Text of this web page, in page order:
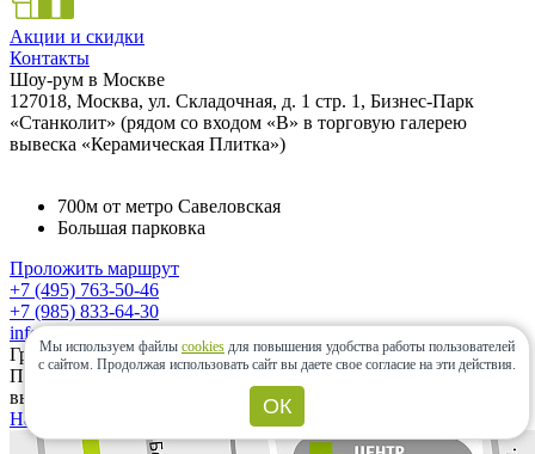
Акции и скидки
Контакты
Шоу-рум в Москве
127018, Москва, ул. Складочная, д. 1 стр. 1, Бизнес-Парк
«Станколит» (рядом со входом «B» в торговую галерею
вывеска «Керамическая Плитка»)
700м от метро Савеловская
Большая парковка
Проложить маршрут
+7 (495) 763-50-46
+7 (985) 833-64-30
info@ceramic-center.ru
График работы шоу-рума
Понедельник — Суббота: с 10.00 до 20.00 Воскресенье:
выходной день.
Найти шоу-рум быстро
Мы используем файлы cookies для повышения удобства работы пользователей
с сайтом. Продолжая использовать сайт вы даете свое согласие на эти действия.
ОК